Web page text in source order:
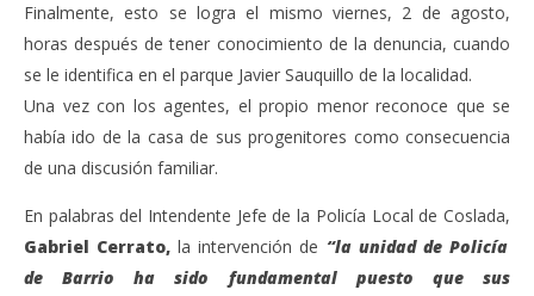
Finalmente, esto se logra el mismo viernes, 2 de agosto,
horas después de tener conocimiento de la denuncia, cuando
se le identifica en el parque Javier Sauquillo de la localidad.
Una vez con los agentes, el propio menor reconoce que se
había ido de la casa de sus progenitores como consecuencia
de una discusión familiar.
En palabras del Intendente Jefe de la Policía Local de Coslada,
Gabriel Cerrato, la intervención de “la unidad de Policía
de Barrio ha sido fundamental puesto que sus